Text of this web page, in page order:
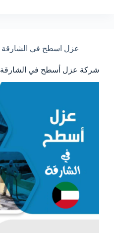
عزل اسطح في الشارقة
شركة عزل أسطح في الشارقة